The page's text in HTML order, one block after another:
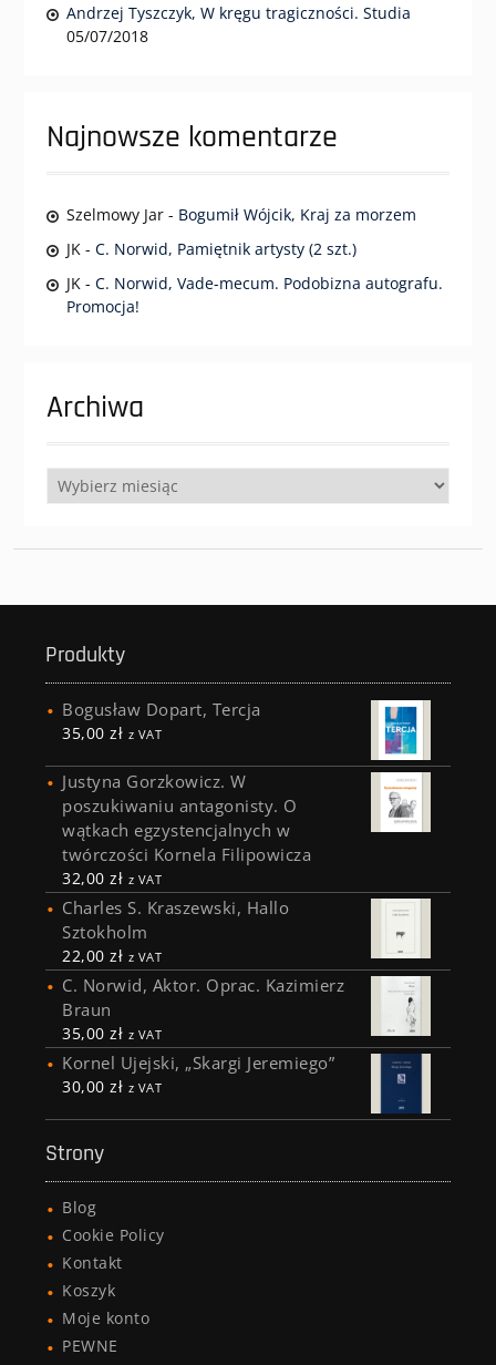
Andrzej Tyszczyk, W kręgu tragiczności. Studia
05/07/2018
Najnowsze komentarze
Szelmowy Jar- Bogumił Wójcik, Kraj za morzem
JK- C. Norwid, Pamiętnik artysty (2 szt.)
JK- C. Norwid, Vade-mecum. Podobizna autografu.
Promocja!
Archiwa
Archiwa
Produkty
Bogusław Dopart, Tercja
35,00zł z VAT
Justyna Gorzkowicz. W
poszukiwaniu antagonisty. O
wątkach egzystencjalnych w
twórczości Kornela Filipowicza
32,00zł z VAT
Charles S. Kraszewski, Hallo
Sztokholm
22,00zł z VAT
C. Norwid, Aktor. Oprac. Kazimierz
Braun
35,00zł z VAT
Kornel Ujejski, „Skargi Jeremiego”
30,00zł z VAT
Strony
Blog
Cookie Policy
Kontakt
Koszyk
Moje konto
PEWNE